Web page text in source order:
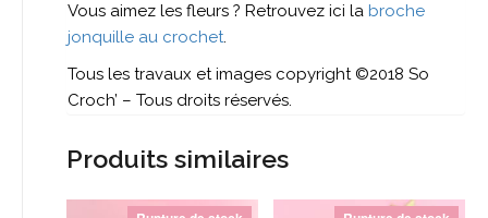
Vous aimez les fleurs ? Retrouvez ici la broche
jonquille au crochet.
Tous les travaux et images copyright ©2018 So
Croch’ – Tous droits réservés.
Produits similaires